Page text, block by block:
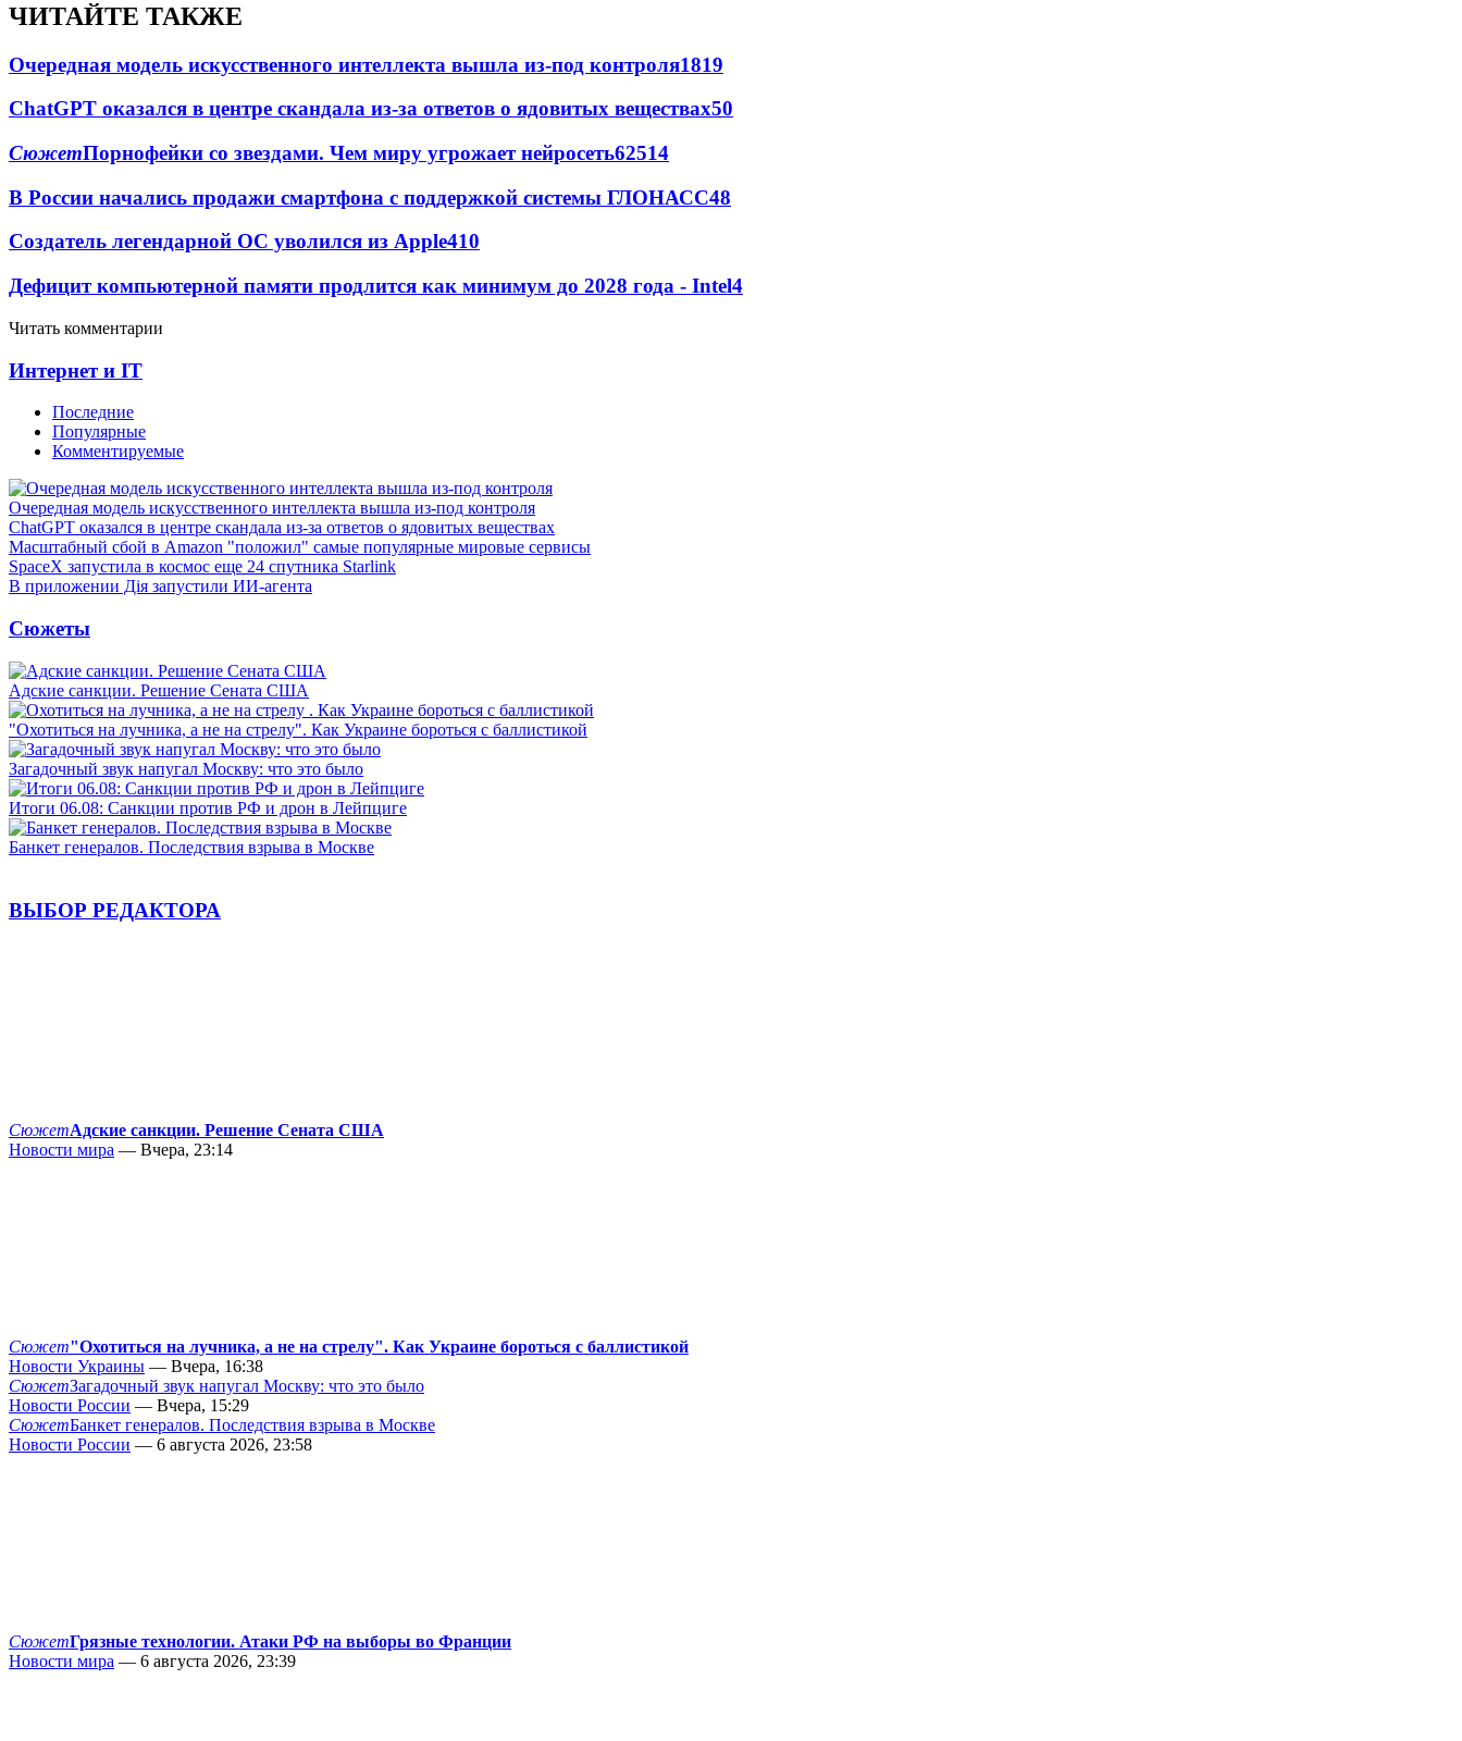
ЧИТАЙТЕ ТАКЖЕ
Очередная модель искусственного интеллекта вышла из-под контроля1819
ChatGPT оказался в центре скандала из-за ответов о ядовитых веществах50
СюжетПорнофейки со звездами. Чем миру угрожает нейросеть62514
В России начались продажи смартфона с поддержкой системы ГЛОНАСС48
Создатель легендарной ОС уволился из Apple410
Дефицит компьютерной памяти продлится как минимум до 2028 года - Intel4
Читать комментарии
Интернет и IT
Последние
Популярные
Комментируемые
Очередная модель искусственного интеллекта вышла из-под контроля
ChatGPT оказался в центре скандала из-за ответов о ядовитых веществах
Масштабный сбой в Amazon "положил" самые популярные мировые сервисы
SpaceX запустила в космос еще 24 спутника Starlink
В приложении Дія запустили ИИ-агента
Сюжеты
Адские санкции. Решение Сената США
"Охотиться на лучника, а не на стрелу". Как Украине бороться с баллистикой
Загадочный звук напугал Москву: что это было
Итоги 06.08: Санкции против РФ и дрон в Лейпциге
Банкет генералов. Последствия взрыва в Москве
ВЫБОР РЕДАКТОРА
СюжетАдские санкции. Решение Сената США
Новости мира — Вчера, 23:14
Сюжет"Охотиться на лучника, а не на стрелу". Как Украине бороться с баллистикой
Новости Украины — Вчера, 16:38
СюжетЗагадочный звук напугал Москву: что это было
Новости России — Вчера, 15:29
СюжетБанкет генералов. Последствия взрыва в Москве
Новости России — 6 августа 2026, 23:58
СюжетГрязные технологии. Атаки РФ на выборы во Франции
Новости мира — 6 августа 2026, 23:39